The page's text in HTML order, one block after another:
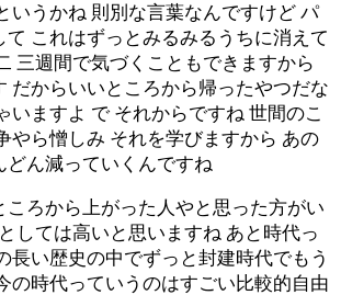
いうかね 則別な言葉なんですけど パ
て これはずっとみるみるうちに消えて
三週間で気づくこともできますから
だからいいところから帰ったやつだな
いますよ で それからですね 世間のこ
やら憎しみ それを学びますから あの
どん減っていくんですね
ころから上がった人やと思った方がい
しては高いと思いますね あと時代っ
長い歴史の中でずっと封建時代でもう
の時代っていうのはすごい比較的自由